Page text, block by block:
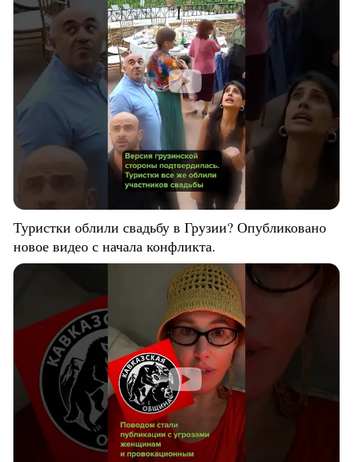
Туристки облили свадьбу в Грузии? Опубликовано
новое видео с начала конфликта.